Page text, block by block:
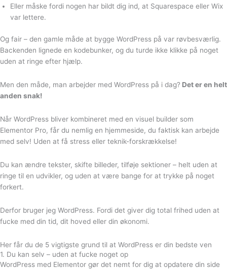
Eller måske fordi nogen har bildt dig ind, at Squarespace eller Wix
var lettere.
Og fair – den gamle måde at bygge WordPress på var røvbesværlig.
Backenden lignede en kodebunker, og du turde ikke klikke på noget
uden at ringe efter hjælp.
Men den måde, man arbejder med WordPress på i dag? Det er en helt
anden snak!
Når WordPress bliver kombineret med en visuel builder som
Elementor Pro, får du nemlig en hjemmeside, du faktisk kan arbejde
med selv! Uden at få stress eller teknik-forskrækkelse!
Du kan ændre tekster, skifte billeder, tilføje sektioner – helt uden at
ringe til en udvikler, og uden at være bange for at trykke på noget
forkert.
Derfor bruger jeg WordPress. Fordi det giver dig total frihed uden at
fucke med din tid, dit hoved eller din økonomi.
Her får du de 5 vigtigste grund til at WordPress er din bedste ven
1. Du kan selv – uden at fucke noget op
WordPress med Elementor gør det nemt for dig at opdatere din side